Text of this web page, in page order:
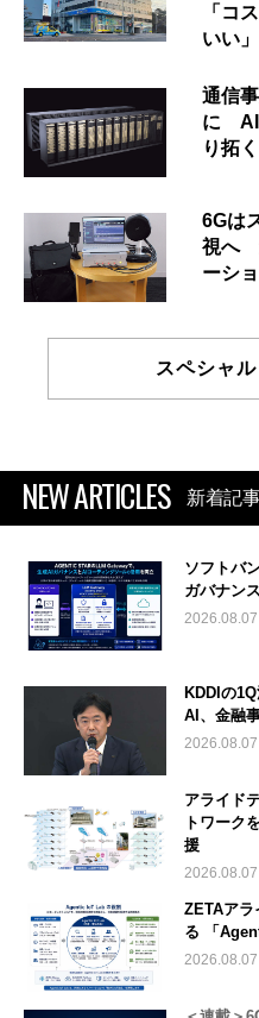
「コ
いい」
通信
に AI
り拓く
6Gは
視へ
ーシ
スペシャ
NEW ARTICLES 新着記事
ソフトバ
ガバナン
2026.08.07
KDDIの
AI、金融
2026.08.07
アライド
トワーク
援
2026.08.07
ZETAア
る 「
2026.08.07